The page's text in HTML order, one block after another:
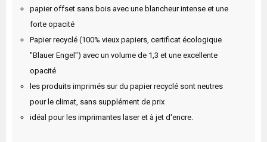
papier offset sans bois avec une blancheur intense et une
forte opacité
Papier recyclé (100% vieux papiers, certificat écologique
"Blauer Engel") avec un volume de 1,3 et une excellente
opacité
les produits imprimés sur du papier recyclé sont neutres
pour le climat, sans supplément de prix
idéal pour les imprimantes laser et à jet d'encre.